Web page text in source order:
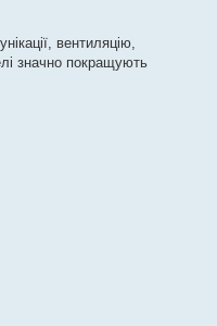
вентиляцію,
значно покращують